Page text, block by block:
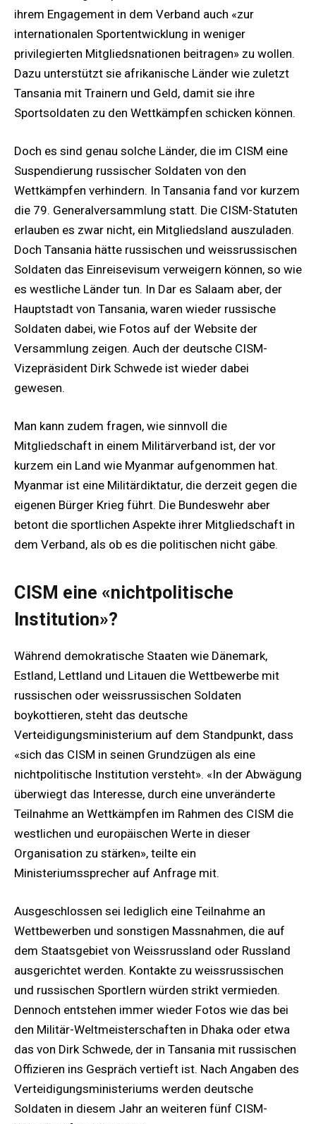
ihrem Engagement in dem Verband auch «zur
internationalen Sportentwicklung in weniger
privilegierten Mitgliedsnationen beitragen» zu wollen.
Dazu unterstützt sie afrikanische Länder wie zuletzt
Tansania mit Trainern und Geld, damit sie ihre
Sportsoldaten zu den Wettkämpfen schicken können.
Doch es sind genau solche Länder, die im CISM eine
Suspendierung russischer Soldaten von den
Wettkämpfen verhindern. In Tansania fand vor kurzem
die 79. Generalversammlung statt. Die CISM-Statuten
erlauben es zwar nicht, ein Mitgliedsland auszuladen.
Doch Tansania hätte russischen und weissrussischen
Soldaten das Einreisevisum verweigern können, so wie
es westliche Länder tun. In Dar es Salaam aber, der
Hauptstadt von Tansania, waren wieder russische
Soldaten dabei, wie Fotos auf der Website der
Versammlung zeigen. Auch der deutsche CISM-
Vizepräsident Dirk Schwede ist wieder dabei
gewesen.
Man kann zudem fragen, wie sinnvoll die
Mitgliedschaft in einem Militärverband ist, der vor
kurzem ein Land wie Myanmar aufgenommen hat.
Myanmar ist eine Militärdiktatur, die derzeit gegen die
eigenen Bürger Krieg führt. Die Bundeswehr aber
betont die sportlichen Aspekte ihrer Mitgliedschaft in
dem Verband, als ob es die politischen nicht gäbe.
CISM eine «nichtpolitische
Institution»?
Während demokratische Staaten wie Dänemark,
Estland, Lettland und Litauen die Wettbewerbe mit
russischen oder weissrussischen Soldaten
boykottieren, steht das deutsche
Verteidigungsministerium auf dem Standpunkt, dass
«sich das CISM in seinen Grundzügen als eine
nichtpolitische Institution versteht». «In der Abwägung
überwiegt das Interesse, durch eine unveränderte
Teilnahme an Wettkämpfen im Rahmen des CISM die
westlichen und europäischen Werte in dieser
Organisation zu stärken», teilte ein
Ministeriumssprecher auf Anfrage mit.
Ausgeschlossen sei lediglich eine Teilnahme an
Wettbewerben und sonstigen Massnahmen, die auf
dem Staatsgebiet von Weissrussland oder Russland
ausgerichtet werden. Kontakte zu weissrussischen
und russischen Sportlern würden strikt vermieden.
Dennoch entstehen immer wieder Fotos wie das bei
den Militär-Weltmeisterschaften in Dhaka oder etwa
das von Dirk Schwede, der in Tansania mit russischen
Offizieren ins Gespräch vertieft ist. Nach Angaben des
Verteidigungsministeriums werden deutsche
Soldaten in diesem Jahr an weiteren fünf CISM-